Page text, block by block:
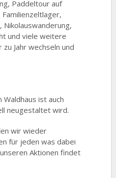
Paddeltour auf
Nikolauswanderung,
und viele weitere
zu Jahr wechseln und
Waldhaus ist auch
neugestaltet wird.
wir wieder
für jeden was dabei
Aktionen findet